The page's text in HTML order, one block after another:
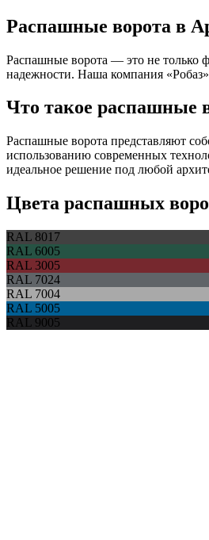
Распашные ворота в
Распашные ворота — это не только
надежности. Наша компания
Что такое распашные
Распашные ворота представляют
использованию современных
идеальное решение под любой
Цвета распашных
RAL 8017
RAL 6005
RAL 3005
RAL 7024
RAL 7004
RAL 5005
RAL 9005